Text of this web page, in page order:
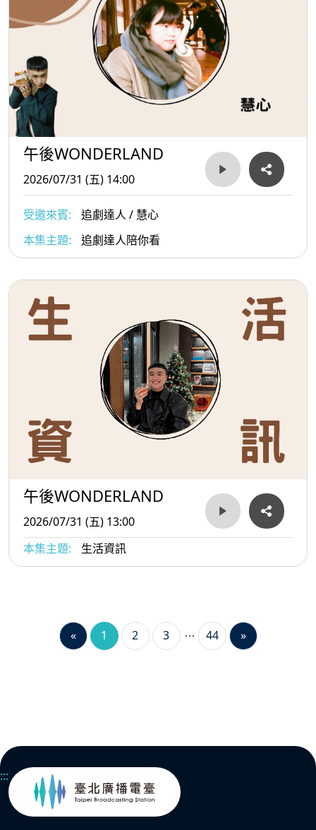
午後WONDERLAND
2026/07/31 (五) 14:00
受邀來賓:
追劇達人 / 慧心
本集主題:
追劇達人陪你看
午後WONDERLAND
2026/07/31 (五) 13:00
本集主題:
生活資訊
« 1 2 3 44 »
:::